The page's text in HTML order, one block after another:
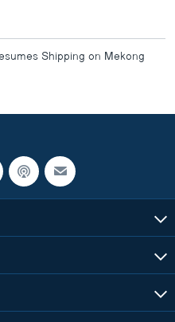
Shipping on Mekong